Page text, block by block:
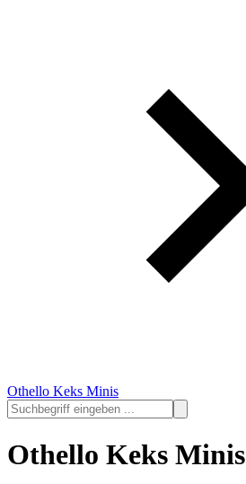
Othello Keks Minis
Othello Keks Minis